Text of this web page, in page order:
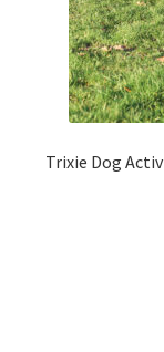
Trixie Dog